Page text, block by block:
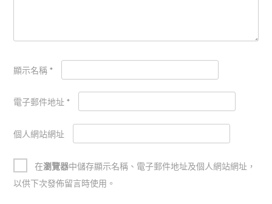
顯示名稱 *
電子郵件地址 *
個人網站網址
在瀏覽器中儲存顯示名稱、電子郵件地址及個人網站網址，
以供下次發佈留言時使用。